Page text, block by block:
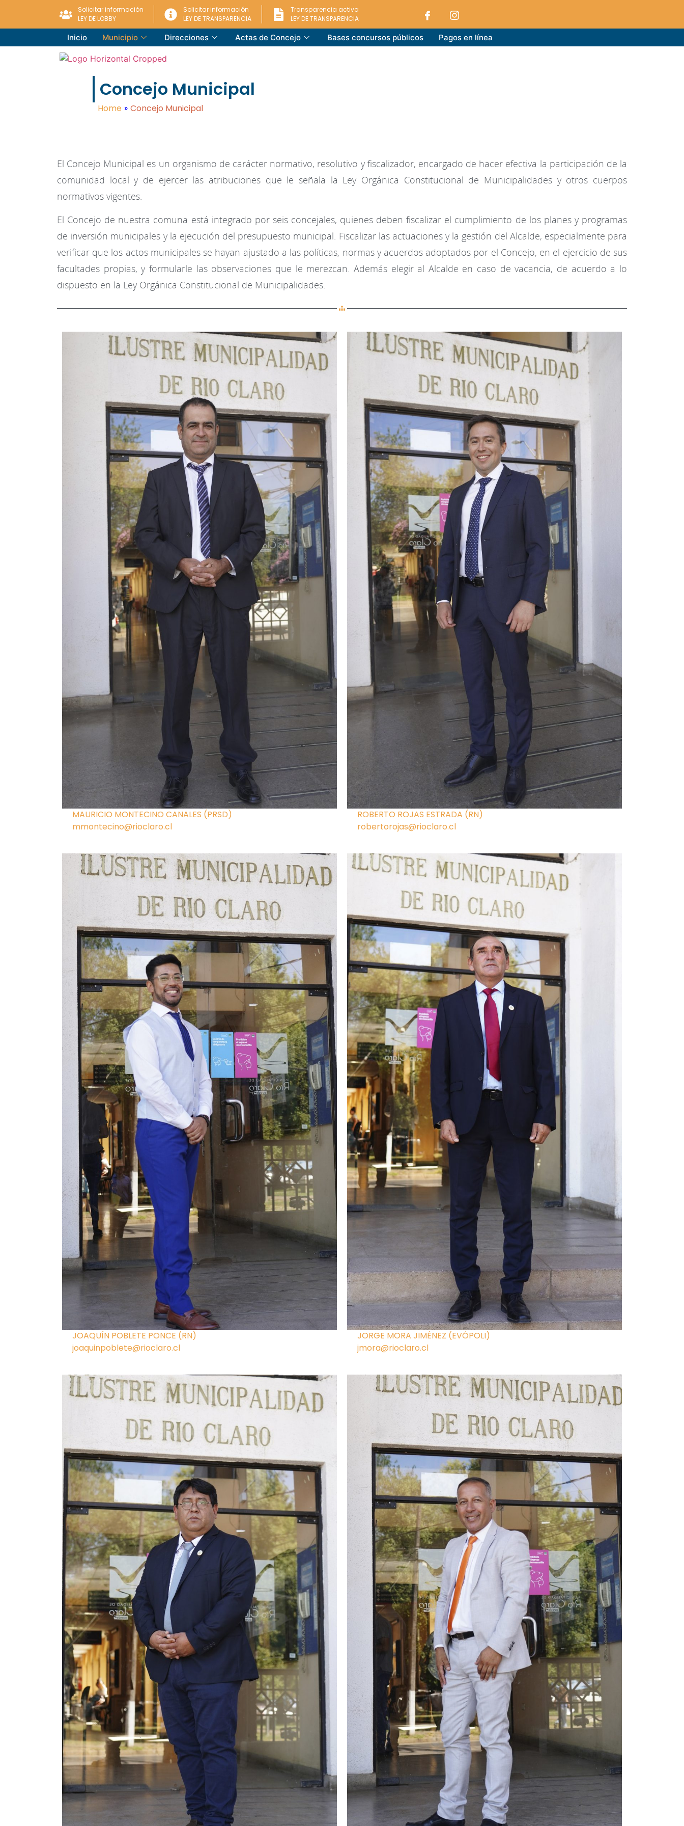
Solicitar información
LEY DE LOBBY
Solicitar información
LEY DE TRANSPARENCIA
Transparencia activa
LEY DE TRANSPARENCIA
Inicio Municipio Direcciones Actas de Concejo Bases concursos públicos Pagos en línea
Concejo Municipal
Home » Concejo Municipal
El Concejo Municipal es un organismo de carácter normativo, resolutivo y fiscalizador, encargado de hacer efectiva la participación de la
comunidad local y de ejercer las atribuciones que le señala la Ley Orgánica Constitucional de Municipalidades y otros cuerpos
normativos vigentes.
El Concejo de nuestra comuna está integrado por seis concejales, quienes deben fiscalizar el cumplimiento de los planes y programas
de inversión municipales y la ejecución del presupuesto municipal. Fiscalizar las actuaciones y la gestión del Alcalde, especialmente para
verificar que los actos municipales se hayan ajustado a las políticas, normas y acuerdos adoptados por el Concejo, en el ejercicio de sus
facultades propias, y formularle las observaciones que le merezcan. Además elegir al Alcalde en caso de vacancia, de acuerdo a lo
dispuesto en la Ley Orgánica Constitucional de Municipalidades.
MAURICIO MONTECINO CANALES (PRSD)
mmontecino@rioclaro.cl
ROBERTO ROJAS ESTRADA (RN)
robertorojas@rioclaro.cl
JOAQUÍN POBLETE PONCE (RN)
joaquinpoblete@rioclaro.cl
JORGE MORA JIMÉNEZ (EVÓPOLI)
jmora@rioclaro.cl